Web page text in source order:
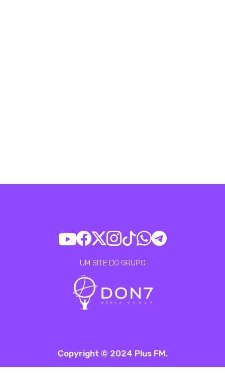
UM SITE DO GRUPO
Copyright © 2024 Plus FM.